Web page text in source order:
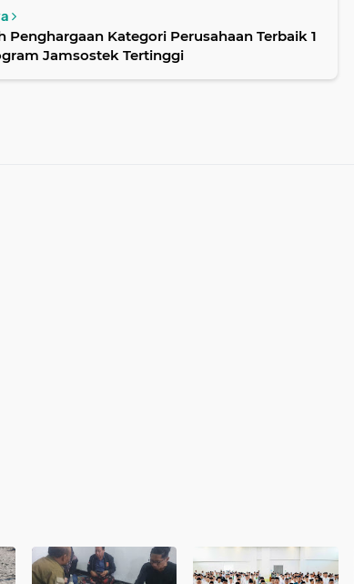
Penghargaan Kategori Perusahaan Terbaik 1
Jamsostek Tertinggi